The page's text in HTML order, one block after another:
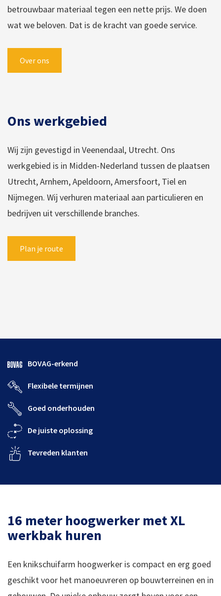
betrouwbaar materiaal tegen een nette prijs. We doen
wat we beloven. Dat is de kracht van goede service.
Over ons
Ons werkgebied
Wij zijn gevestigd in Veenendaal, Utrecht. Ons
werkgebied is in Midden-Nederland tussen de plaatsen
Utrecht, Arnhem, Apeldoorn, Amersfoort, Tiel en
Nijmegen. Wij verhuren materiaal aan particulieren en
bedrijven uit verschillende branches.
Plan je route
BOVAG-erkend
Flexibele termijnen
Goed onderhouden
De juiste oplossing
Tevreden klanten
16 meter hoogwerker met XL
werkbak huren
Een knikschuifarm hoogwerker is compact en erg goed
geschikt voor het manoeuvreren op bouwterreinen en in